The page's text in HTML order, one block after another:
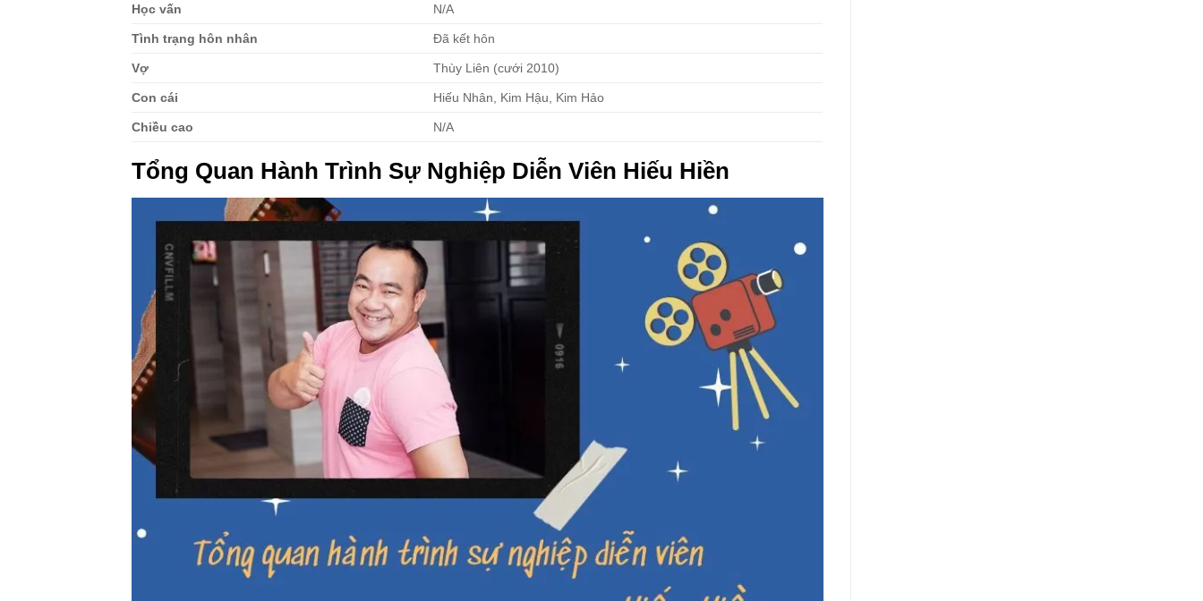
Học vấn N/A
Tình trạng hôn nhân Đã kết hôn
Vợ Thùy Liên (cưới 2010)
Con cái Hiếu Nhân, Kim Hậu, Kim Hảo
Chiều cao N/A
Tổng Quan Hành Trình Sự Nghiệp Diễn Viên Hiếu Hiền